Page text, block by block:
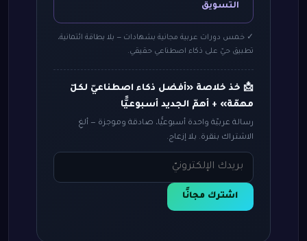
التسويق
✓ خمس دورات عربية مجانية بشهادات — بلا بطاقة ائتمانية،
تطبيق حيّ على ذكاء اصطناعي حقيقي.
📩 خذ خلاصة «أفضل ذكاء اصطناعيّ لكلّ
مهمّة» + أهمّ الجديد أسبوعيًّا
رسالة عربيّة واحدة أسبوعيًّا، صادقة وموجزة — ألغِ
الاشتراك بنقرة. بلا إزعاج.
اشترك مجانًا